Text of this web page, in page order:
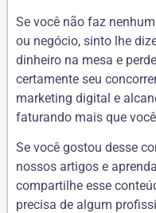
Se você não faz
ou negócio, sinto lhe
dinheiro na mesa e
certamente seu
marketing digital e
faturando mais que
Se você gostou desse
nossos artigos e
compartilhe esse
precisa de algum